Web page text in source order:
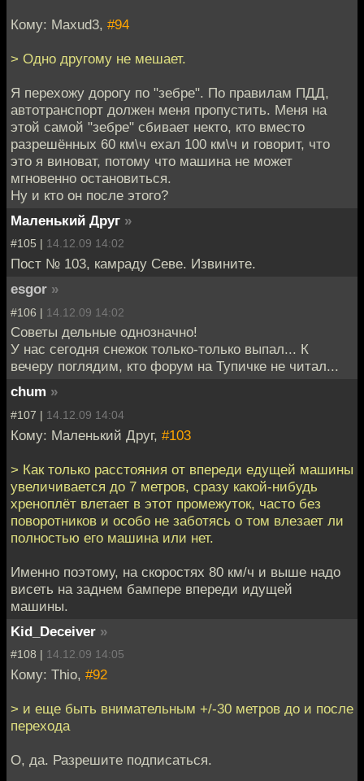
Кому: Maxud3, #94
> Одно другому не мешает.
Я перехожу дорогу по "зебре". По правилам ПДД,
автотранспорт должен меня пропустить. Меня на
этой самой "зебре" сбивает некто, кто вместо
разрешённых 60 км\ч ехал 100 км\ч и говорит, что
это я виноват, потому что машина не может
мгновенно остановиться.
Ну и кто он после этого?
Маленький Друг »
#105 | 14.12.09 14:02
Пост № 103, камраду Севе. Извините.
esgor »
#106 | 14.12.09 14:02
Советы дельные однозначно!
У нас сегодня снежок только-только выпал... К
вечеру поглядим, кто форум на Тупичке не читал...
chum »
#107 | 14.12.09 14:04
Кому: Маленький Друг, #103
> Как только расстояния от впереди едущей машины
увеличивается до 7 метров, сразу какой-нибудь
хреноплёт влетает в этот промежуток, часто без
поворотников и особо не заботясь о том влезает ли
полностью его машина или нет.
Именно поэтому, на скоростях 80 км/ч и выше надо
висеть на заднем бампере впереди идущей
машины.
Kid_Deceiver »
#108 | 14.12.09 14:05
Кому: Thio, #92
> и еще быть внимательным +/-30 метров до и после
перехода
О, да. Разрешите подписаться.